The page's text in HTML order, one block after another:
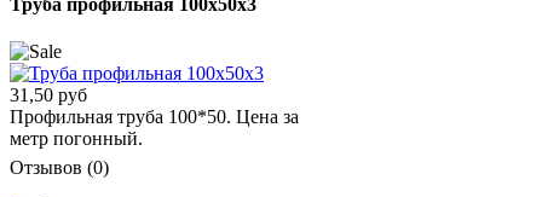
31,50 руб
Профильная труба 100*50. Цена за
метр погонный.
Отзывов (0)